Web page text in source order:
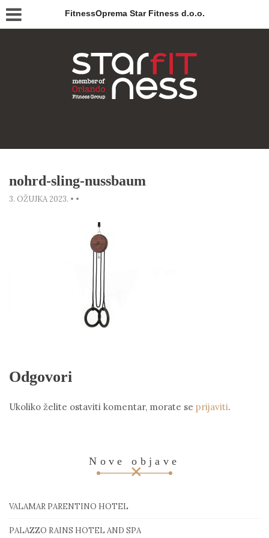
FitnessOprema Star Fitness d.o.o.
nohrd-sling-nussbaum
3. OŽUJKA 2023. • •
Odgovori
Ukoliko želite ostaviti komentar, morate se prijaviti.
Nove objave
VALAMAR PARENTINO HOTEL
PALAZZO RAINS HOTEL AND SPA